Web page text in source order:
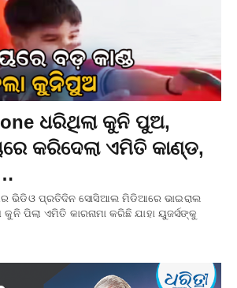
ଧରିଥିଲା କୁନି ପୁଅ,
କରିଦେଲା ଏମିତି କାଣ୍ଡ,
ଭିଡିଓ ପ୍ରତିଦିନ ସୋସିଆଲ ମିଡିଆରେ ଭାଇରାଲ
ପିଲା ଏମିତି କାରନାମା କରିଛି ଯାହା ୟୁଜର୍ସଙ୍କୁ